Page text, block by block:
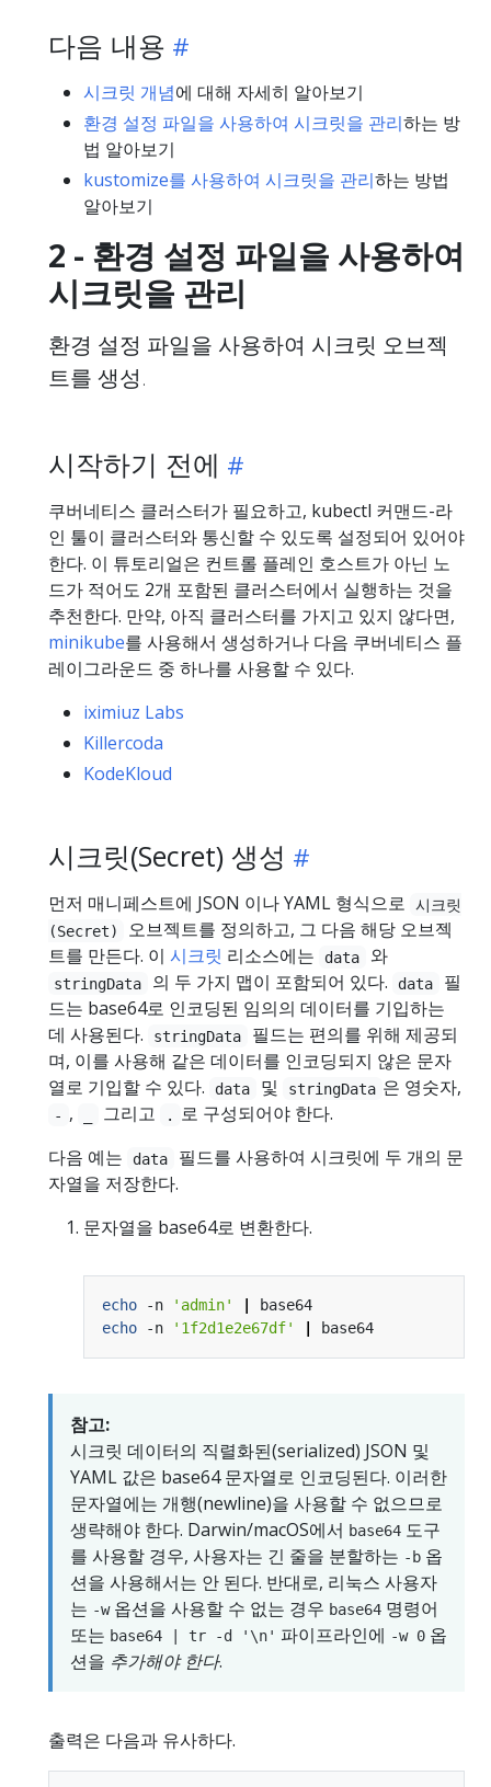
다음 내용
시크릿 개념에 대해 자세히 알아보기
환경 설정 파일을 사용하여 시크릿을 관리하는 방
법 알아보기
kustomize를 사용하여 시크릿을 관리하는 방법
알아보기
2 - 환경 설정 파일을 사용하여
시크릿을 관리
환경 설정 파일을 사용하여 시크릿 오브젝
트를 생성.
시작하기 전에
쿠버네티스 클러스터가 필요하고, kubectl 커맨드-라
인 툴이 클러스터와 통신할 수 있도록 설정되어 있어야
한다. 이 튜토리얼은 컨트롤 플레인 호스트가 아닌 노
드가 적어도 2개 포함된 클러스터에서 실행하는 것을
추천한다. 만약, 아직 클러스터를 가지고 있지 않다면,
minikube를 사용해서 생성하거나 다음 쿠버네티스 플
레이그라운드 중 하나를 사용할 수 있다.
iximiuz Labs
Killercoda
KodeKloud
시크릿(Secret) 생성
먼저 매니페스트에 JSON 이나 YAML 형식으로
시크릿
(Secret)
오브젝트를 정의하고, 그 다음 해당 오브젝
트를 만든다. 이 시크릿 리소스에는 data 와
stringData 의 두 가지 맵이 포함되어 있다. data
필
드는 base64로 인코딩된 임의의 데이터를 기입하는
데 사용된다.
stringData
필드는 편의를 위해 제공되
며, 이를 사용해 같은 데이터를 인코딩되지 않은 문자
열로 기입할 수 있다.
data 및 stringData 은 영숫자,
- , 그리고 .
로 구성되어야 한다.
다음 예는
data
필드를 사용하여 시크릿에 두 개의 문
자열을 저장한다.
문자열을 base64로 변환한다.
echo -n 'admin'
echo -n '1f2d1e2e67df'
참고:
시크릿 데이터의 직렬화된(serialized) JSON 및
YAML 값은 base64 문자열로 인코딩된다. 이러한
문자열에는 개행(newline)을 사용할 수 없으므로
생략해야 한다. Darwin/macOS에서 base64 도구
를 사용할 경우, 사용자는 긴 줄을 분할하는 -b 옵
션을 사용해서는 안 된다. 반대로, 리눅스 사용자
는 -w옵션을 사용할 수 없는 경우 base64 명령어
또는 base64 | tr -d '\n' 파이프라인에 -w 0 옵
션을 추가해야 한다.
출력은 다음과 유사하다.